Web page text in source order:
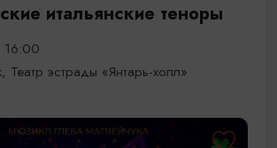
итальянские теноры
Театр эстрады «Янтарь-холл»